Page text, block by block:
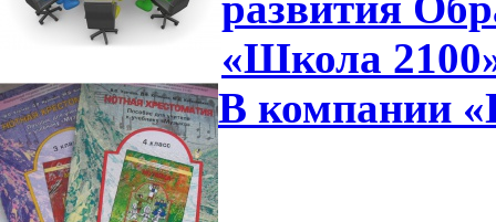
«Школа
В компании